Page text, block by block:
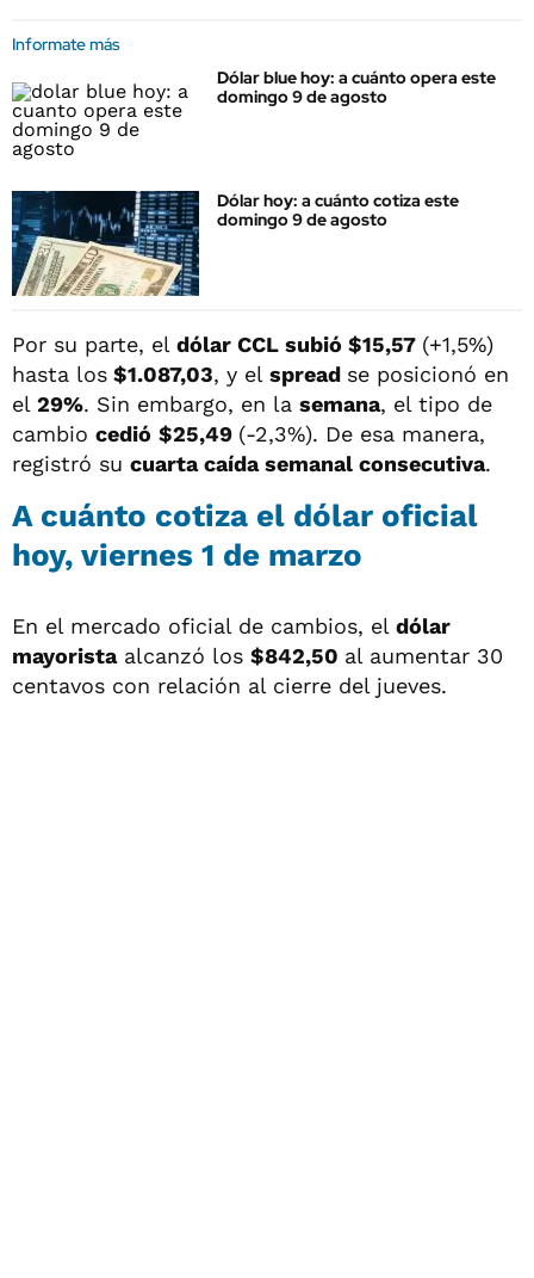
Informate más
Dólar blue hoy: a cuánto opera este
domingo 9 de agosto
Dólar hoy: a cuánto cotiza este
domingo 9 de agosto
Por su parte, el dólar CCL subió $15,57 (+1,5%)
hasta los $1.087,03, y el spread se posicionó en
el 29%. Sin embargo, en la semana, el tipo de
cambio cedió $25,49 (-2,3%). De esa manera,
registró su cuarta caída semanal consecutiva.
A cuánto cotiza el dólar oficial
hoy, viernes 1 de marzo
En el mercado oficial de cambios, el dólar
mayoristaalcanzó los $842,50 al aumentar 30
centavos con relación al cierre del jueves.